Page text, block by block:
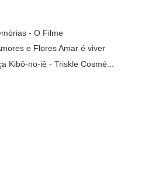
- O Filme
e Flores Amar é viver
Kibô-no-iê - Triskle Cosmé...